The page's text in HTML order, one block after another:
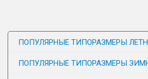
ПОПУЛЯРНЫЕ ТИПОРАЗМЕРЫ
ПОПУЛЯРНЫЕ ТИПОРАЗМЕРЫ